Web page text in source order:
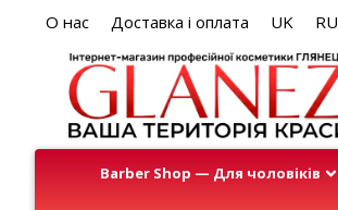
О нас Доставка і оплата UK RU
Barber Shop — Для чоловіків